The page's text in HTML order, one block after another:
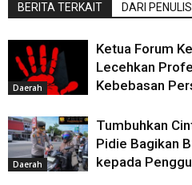
BERITA TERKAIT DARI PENULIS
Daerah
Ketua Forum
Lecehkan
Kebebasan
Daerah
‎Tumbuhkan
Pidie Bagikan
kepada